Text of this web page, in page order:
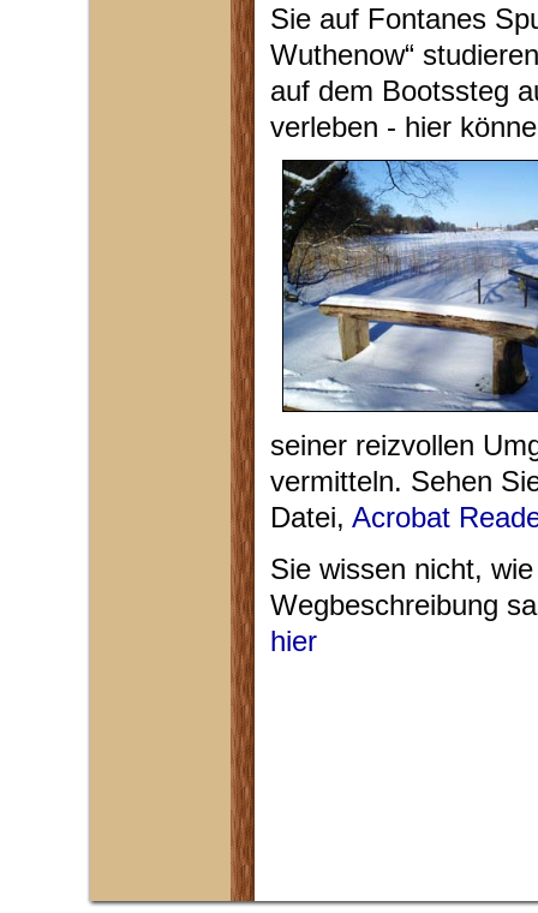
Sie auf Fontanes
Wuthenow“
auf dem Bootssteg
verleben - hier
seiner reizvollen
vermitteln. Sehen
Datei, Acrobat
Sie wissen nicht,
Wegbeschreibung
hier